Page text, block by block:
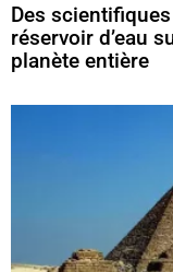
Des
réservoir d’eau
planète entière